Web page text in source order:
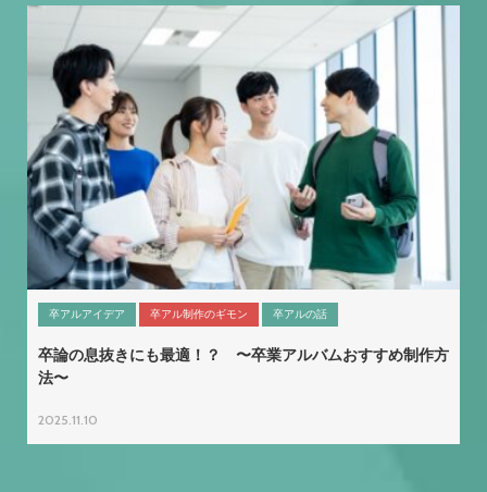
卒アルアイデア 卒アル制作のギモン 卒アルの話
卒論の息抜きにも最適！？ 〜卒業アルバムおすすめ制作方
法〜
2025.11.10